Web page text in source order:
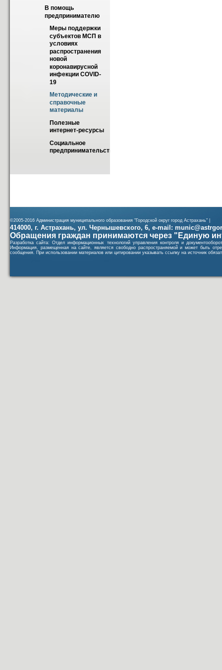
В помощь
предпринимателю
Меры поддержки
субъектов МСП в
условиях
распространения
новой
коронавирусной
инфекции COVID-
19
Методические и
справочные
материалы
Полезные
интернет-ресурсы
Социальное
предпринимательство
©2005-2016 Администрация муниципального образования "Городской округ город Астрахань" |
414000, г. Астрахань, ул. Чернышевского, 6, e-mail:
Обращения граждан принимаются через "Единую
Разработка сайта: Отдел информационных технологий управления контроля и
Информация, размещенная на сайте, является свободно распространяемой и может быть
сообщения. При использовании материалов или цитировании указывать ссылку на источник